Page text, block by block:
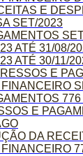
E
SET/2023
ATÉ 31/08/
ATÉ 30/11/
E
E
DA